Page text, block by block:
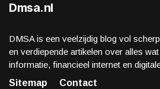
Dmsa.nl
DMSA is een veelzijdig blog vol
en verdiepende artikelen over alles
informatie, financieel internet en
Sitemap
Contact